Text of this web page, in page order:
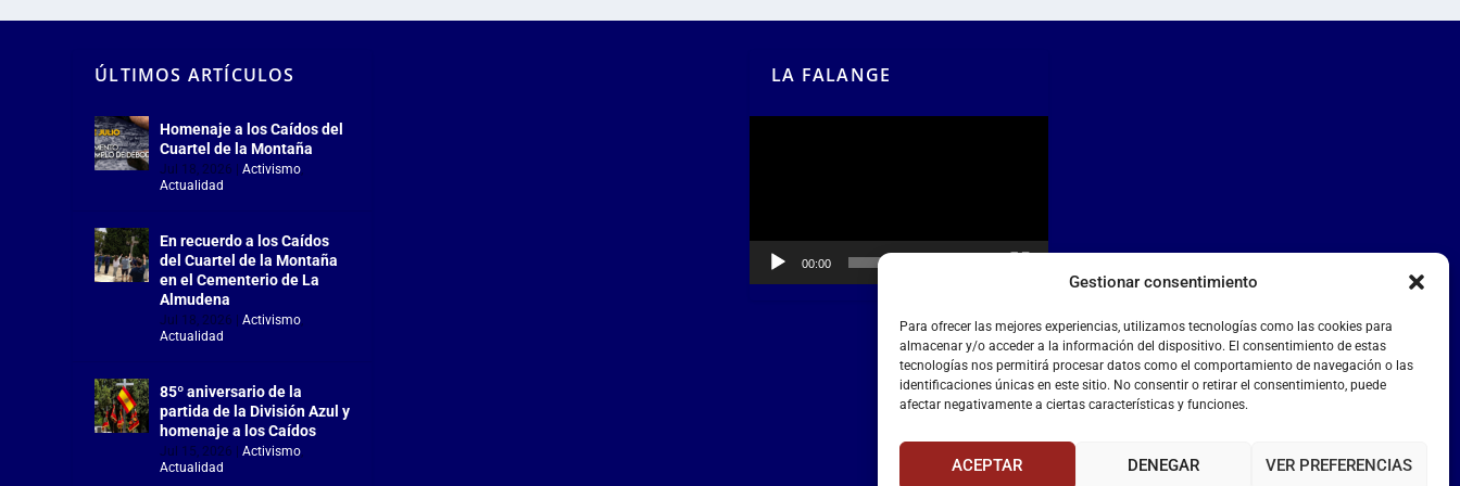
Gestionar consentimiento
Para ofrecer las mejores experiencias, utilizamos tecnologías como las cookies para
almacenar y/o acceder a la información del dispositivo. El consentimiento de estas
tecnologías nos permitirá procesar datos como el comportamiento de navegación o las
identificaciones únicas en este sitio. No consentir o retirar el consentimiento, puede
afectar negativamente a ciertas características y funciones.
ACEPTAR DENEGAR VER PREFERENCIAS
ÚLTIMOS ARTÍCULOS
Homenaje a los Caídos del
Cuartel de la Montaña
Jul 18, 2026 |Activismo,
Actualidad
En recuerdo a los Caídos
del Cuartel de la Montaña
en el Cementerio de La
Almudena
Jul 18, 2026 |Activismo,
Actualidad
85º aniversario de la
partida de la División Azul y
homenaje a los Caídos
Jul 15, 2026 |Activismo,
Actualidad
LA FALANGE
00:00